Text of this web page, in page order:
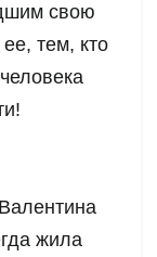
свою
тем, кто
жила